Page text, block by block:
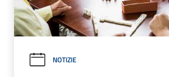
NOTIZIE